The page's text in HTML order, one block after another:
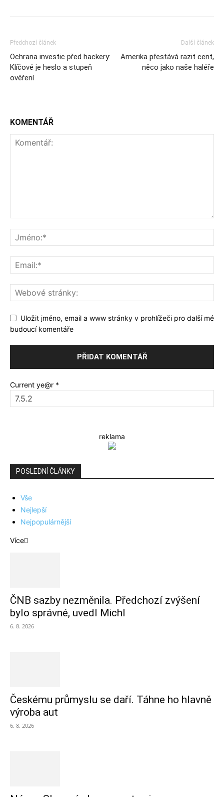
Předchozí článek
Ochrana investic před hackery:
Klíčové je heslo a stupeň
ověření
Další článek
Amerika přestává razit cent,
něco jako naše haléře
KOMENTÁŘ
Uložit jméno, email a www stránky v prohlížeči pro další mé
budoucí komentáře
Current ye@r *
reklama
POSLEDNÍ ČLÁNKY
Vše
Nejlepší
Nejpopulárnější
Více
ČNB sazby nezměnila. Předchozí zvýšení
bylo správné, uvedl Michl
6. 8. 2026
Českému průmyslu se daří. Táhne ho hlavně
výroba aut
6. 8. 2026